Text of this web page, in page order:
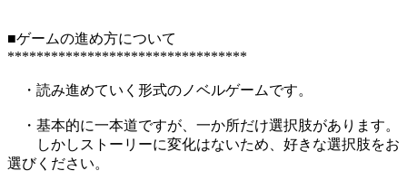
■ゲームの進め方について
*********************************
・読み進めていく形式のノベルゲームです。
・基本的に一本道ですが、一か所だけ選択肢があります。
しかしストーリーに変化はないため、好きな選択肢をお
選びください。